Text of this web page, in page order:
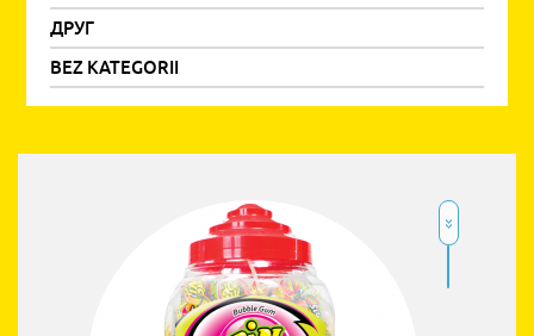
ДРУГ
BEZ KATEGORII